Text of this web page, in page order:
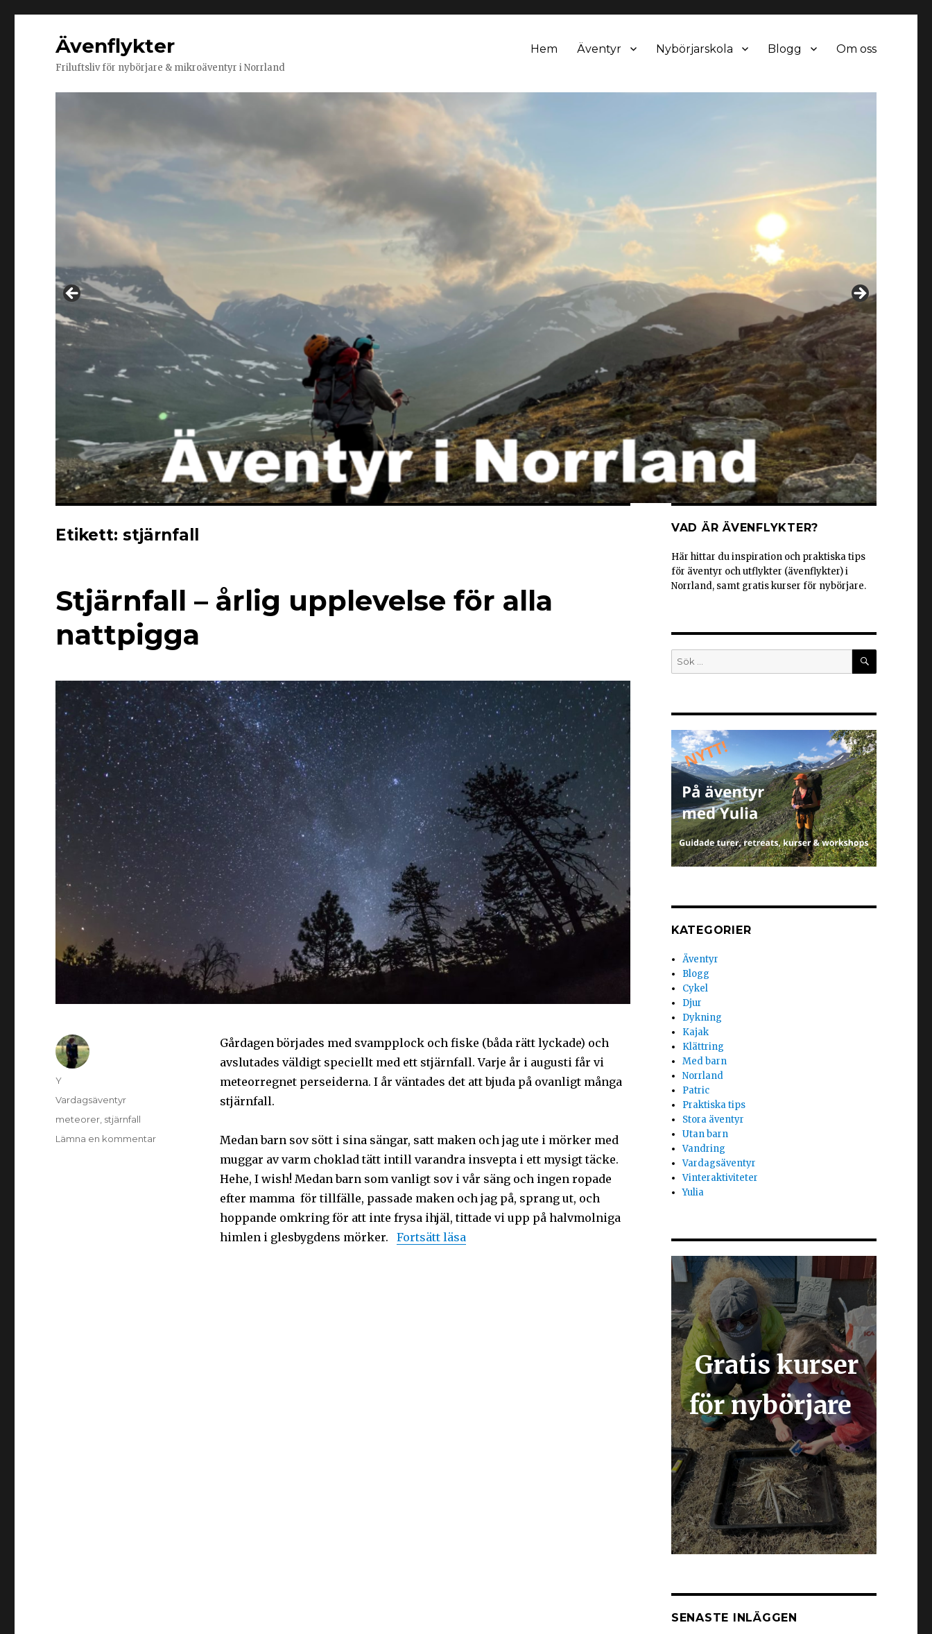
Ävenflykter
Friluftsliv för nybörjare & mikroäventyr i Norrland
Hem Äventyr Nybörjarskola Blogg Om oss
Etikett:stjärnfall
Stjärnfall – årlig upplevelse för alla
nattpigga
Gårdagen börjades med svampplock och fiske (båda rätt lyckade) och
avslutades väldigt speciellt med ett stjärnfall. Varje år i augusti får vi
meteorregnet perseiderna. I år väntades det att bjuda på ovanligt många
stjärnfall.
Medan barn sov sött i sina sängar, satt maken och jag ute i mörker med
muggar av varm choklad tätt intill varandra insvepta i ett mysigt täcke.
Hehe, I wish! Medan barn som vanligt sov i vår säng och ingen ropade
efter mamma för tillfälle, passade maken och jag på, sprang ut, och
hoppande omkring för att inte frysa ihjäl, tittade vi upp på halvmolniga
himlen i glesbygdens mörker. Fortsätt läsa
Y
Vardagsäventyr
meteorer stjärnfall
Lämna en kommentar
VAD ÄR ÄVENFLYKTER?
Här hittar du inspiration och praktiska tips
för äventyr och utflykter (ävenflykter) i
Norrland, samt gratis kurser för nybörjare.
KATEGORIER
Äventyr
Blogg
Cykel
Djur
Dykning
Kajak
Klättring
Med barn
Norrland
Patric
Praktiska tips
Stora äventyr
Utan barn
Vandring
Vardagsäventyr
Vinteraktiviteter
Yulia
Gratis kurser
för nybörjare
SENASTE INLÄGGEN